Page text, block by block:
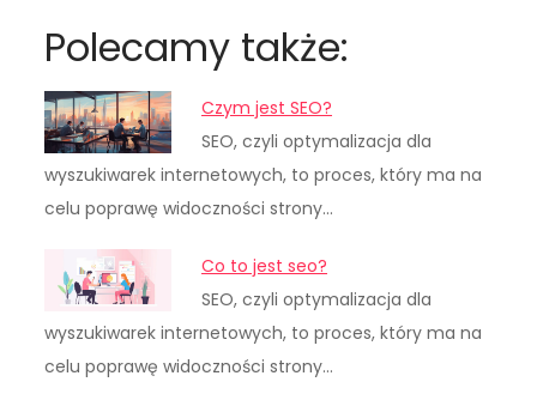
Polecamy także:
Czym jest SEO?
SEO, czyli optymalizacja dla
wyszukiwarek internetowych, to proces, który ma na
celu poprawę widoczności strony…
Co to jest seo?
SEO, czyli optymalizacja dla
wyszukiwarek internetowych, to proces, który ma na
celu poprawę widoczności strony…